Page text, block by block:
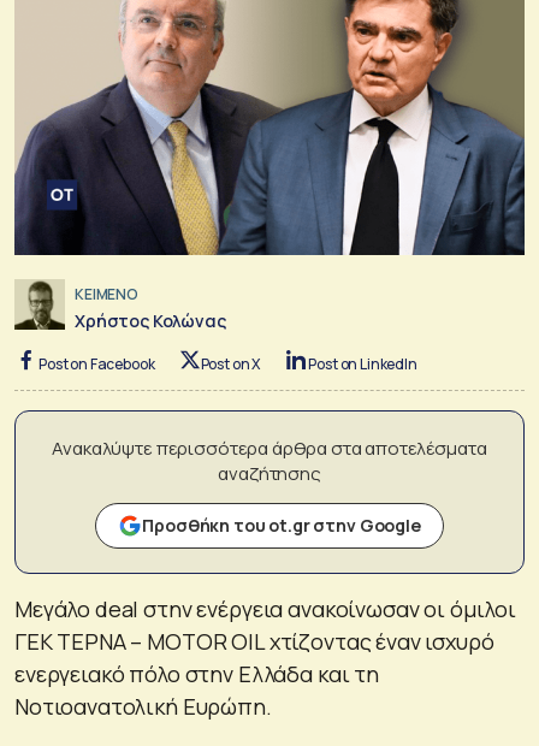
ΚΕΙΜΕΝΟ
Χρήστος Κολώνας
Post on Facebook Post on X Post on LinkedIn
Ανακαλύψτε περισσότερα άρθρα στα αποτελέσματα
αναζήτησης
Προσθήκη του ot.gr στην Google
Μεγάλο deal στην ενέργεια ανακοίνωσαν οι όμιλοι
ΓΕΚ ΤΕΡΝΑ – MOTOR OIL χτίζοντας έναν ισχυρό
ενεργειακό πόλο στην Ελλάδα και τη
Νοτιοανατολική Ευρώπη.